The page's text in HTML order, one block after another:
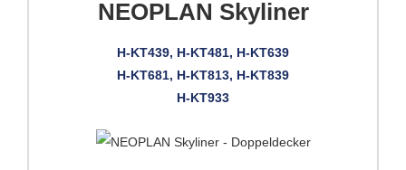
NEOPLAN Skyliner
H-KT439, H-KT481, H-KT639
H-KT681, H-KT813, H-KT839
H-KT933